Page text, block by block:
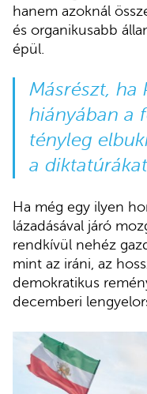
hanem azoknál
és organikusabb
épül.
Másrészt, ha
hiányában a
tényleg
a
Ha még egy ilyen
lázadásával járó
rendkívül nehéz
mint az iráni, az
demokratikus
decemberi